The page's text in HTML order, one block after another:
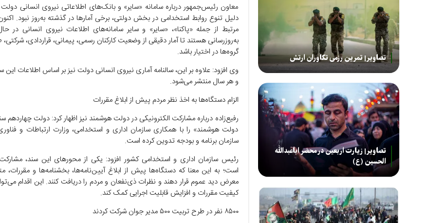
معاون رئیس‌جمهور درباره سامانه «سایر» و بانک‌های اطلاعاتی نیروی انسانی
دلیل تنوع روابط استخدامی در بخش دولتی، برخی آمارها در گذشته به‌روز نبود.
مرتبط از جمله «پاکنا»، «سایر» و سایر سامانه‌های اطلاعات نیروی انسانی در
به‌روزرسانی هستند تا آمار دقیقی از وضعیت کارکنان رسمی، پیمانی، قراردادی،
گروه‌ها در اختیار باشد.
وی افزود: علاوه بر این، سالنامه آماری نیروی انسانی دولت نیز بر اساس اطلاعات این
و هر سال منتشر می‌شود.
الزام دستگاه‌ها به اخذ نظر مردم پیش از ابلاغ مقررات
رفیع‌زاده درباره مشارکت الکترونیکی در دولت هوشمند نیز اظهار کرد: دولت چهاردهم
دولت هوشمند» را با همکاری سازمان اداری و استخدامی، وزارت ارتباطات و
سازمان برنامه و بودجه تدوین کرده است.
رئیس سازمان اداری و استخدامی کشور افزود: یکی از محورهای این سند، مشارکت
است؛ به این معنا که دستگاه‌ها پیش از ابلاغ آیین‌نامه‌ها، بخشنامه‌ها و مقررات،
معرض دید عموم قرار دهند و نظرات ذی‌نفعان و مردم را دریافت کنند. این اقدام
کیفیت مقررات و افزایش قابلیت اجرایی کمک کند.
۸۵۰۰ نفر در طرح تربیت ۵۰۰ مدیر جوان شرکت کردند
تصاویر| تمرین رزمی تکاوران ارتش
تصاویر| زیارت اربعین در محضر اباعبدالله
الحسین (ع)